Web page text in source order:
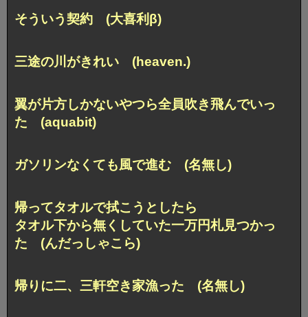
そういう契約 (大喜利β)
三途の川がきれい (heaven.)
翼が片方しかないやつら全員吹き飛んでいっ
た (aquabit)
ガソリンなくても風で進む (名無し)
帰ってタオルで拭こうとしたら
タオル下から無くしていた一万円札見つかっ
た (んだっしゃこら)
帰りに二、三軒空き家漁った (名無し)